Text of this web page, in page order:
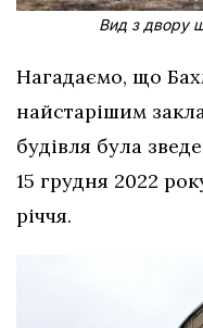
Вид з двору
Нагадаємо, що
найстарішим
будівля була
15 грудня 2022
річчя.